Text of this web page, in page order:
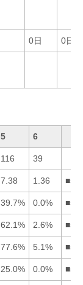
0日 0日
5 6
116 39
7.38 1.36
39.7% 0.0%
62.1% 2.6%
77.6% 5.1%
25.0% 0.0%